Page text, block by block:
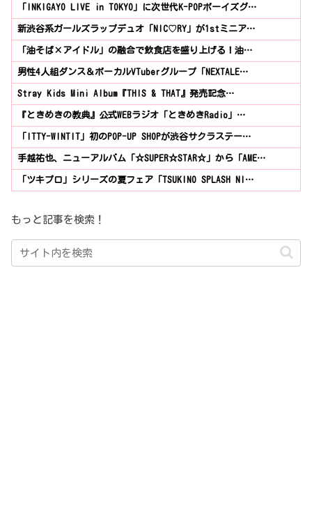
「INKIGAYO LIVE in TOKYO」に次世代K-POPボーイズグ…
新渋谷系ガールズラップデュオ「NIC♡RY」が1stミニア…
「油そば×アイドル」の融合で飲食店を盛り上げる！油…
男性4人組ダンス＆ボーカルVTuberグループ「NEXTALE…
Stray Kids Mini Album『THIS & THAT』発売記念…
『ときめきの教典』公式WEBラジオ「ときめきRadio」…
「ITTY-WINTIT」初のPOP-UP SHOPが渋谷サクラステー…
手越祐也、ニューアルバム「☆SUPER☆STAR☆」から「AME…
「ツキプロ」シリーズの夏フェア「TSUKINO SPLASH NI…
もっと記事を検索！